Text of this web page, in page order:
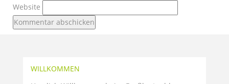
Website
WILLKOMMEN